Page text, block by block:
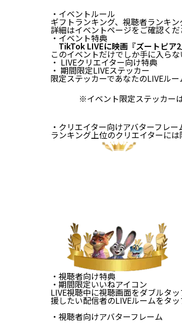
・イベントルール
ギフトランキング、視聴者ランキ
詳細はイベントページをご確認くだ
・イベント特典
TikTok LIVEに映画『ズートピア
このイベントだけでしか手に入ら
・ LIVEクリエイター向け特典
・ 期間限定LIVEステッカー
限定ステッカーであなたのLIVEル
※イベント限定ステッカー
・クリエイター向けアバターフレー
ランキング上位のクリエイターには
・視聴者向け特典
・期間限定いいねアイコン
LIVE視聴中に視聴画面をダブルタ
援したい配信者のLIVEルームをタ
・視聴者向けアバターフレーム